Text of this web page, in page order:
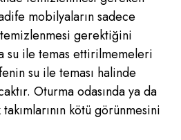
mobilyaların sadece
gerektiğini
su ile temas ettirilmemeleri
su ile teması halinde
Oturma odasında ya da
kötü görünmesini